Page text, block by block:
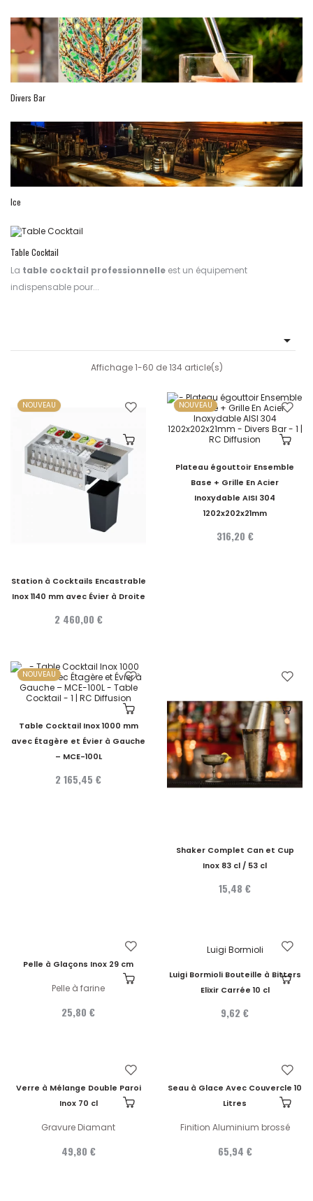
Divers Bar
Ice
Table Cocktail
La table cocktail professionnelle est un équipement
indispensable pour...

Affichage 1-60 de 134 article(s)
NOUVEAU
Station à Cocktails Encastrable
Inox 1140 mm avec Évier à Droite
2 460,00 €
NOUVEAU
Plateau égouttoir Ensemble
Base + Grille En Acier
Inoxydable AISI 304
1202x202x21mm
316,20 €
NOUVEAU
Table Cocktail Inox 1000 mm
avec Étagère et Évier à Gauche
– MCE-100L
2 165,45 €
Shaker Complet Can et Cup
Inox 83 cl / 53 cl
15,48 €
Pelle à Glaçons Inox 29 cm
Pelle à farine
25,80 €
Luigi Bormioli
Luigi Bormioli Bouteille à Bitters
Elixir Carrée 10 cl
9,62 €
Verre à Mélange Double Paroi
Inox 70 cl
Gravure Diamant
49,80 €
Seau à Glace Avec Couvercle 10
Litres
Finition Aluminium brossé
65,94 €